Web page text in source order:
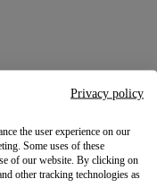
Privacy policy
the user experience on our
Some uses of these
of our website. By clicking on
other tracking technologies as